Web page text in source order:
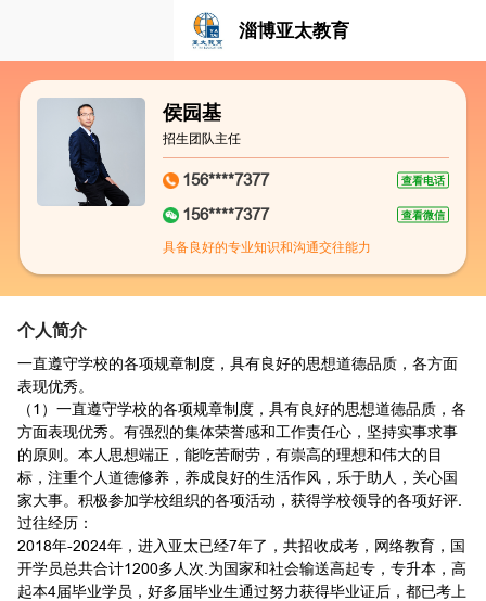
淄博亚太教育
侯园基
招生团队主任
156****7377 查看电话
156****7377 查看微信
具备良好的专业知识和沟通交往能力
个人简介
一直遵守学校的各项规章制度，具有良好的思想道德品质，各方面
表现优秀。
（1）一直遵守学校的各项规章制度，具有良好的思想道德品质，各
方面表现优秀。有强烈的集体荣誉感和工作责任心，坚持实事求事
的原则。本人思想端正，能吃苦耐劳，有崇高的理想和伟大的目
标，注重个人道德修养，养成良好的生活作风，乐于助人，关心国
家大事。积极参加学校组织的各项活动，获得学校领导的各项好评.
过往经历：
2018年-2024年，进入亚太已经7年了，共招收成考，网络教育，国
开学员总共合计1200多人次.为国家和社会输送高起专，专升本，高
起本4届毕业学员，好多届毕业生通过努力获得毕业证后，都已考上